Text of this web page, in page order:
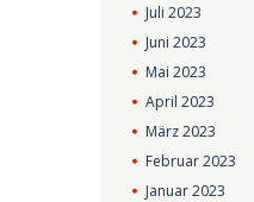
Juli2023
Juni2023
Mai2023
April2023
März2023
Februar2023
Januar2023